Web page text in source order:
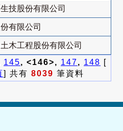
技股份有限公司
有限公司
木工程股份有限公司
145, <146>, 147, 148 [
] 共有 8039 筆資料